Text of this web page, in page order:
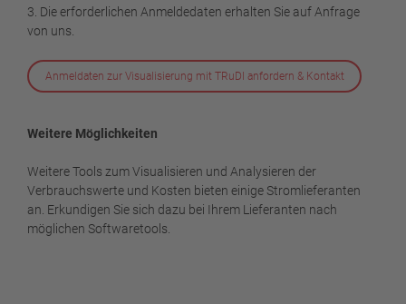
3. Die erforderlichen Anmeldedaten erhalten Sie auf Anfrage
von uns.
Anmeldaten zur Visualisierung mit TRuDI anfordern & Kontakt
Weitere Möglichkeiten
Weitere Tools zum Visualisieren und Analysieren der
Verbrauchswerte und Kosten bieten einige Stromlieferanten
an. Erkundigen Sie sich dazu bei Ihrem Lieferanten nach
möglichen Softwaretools.